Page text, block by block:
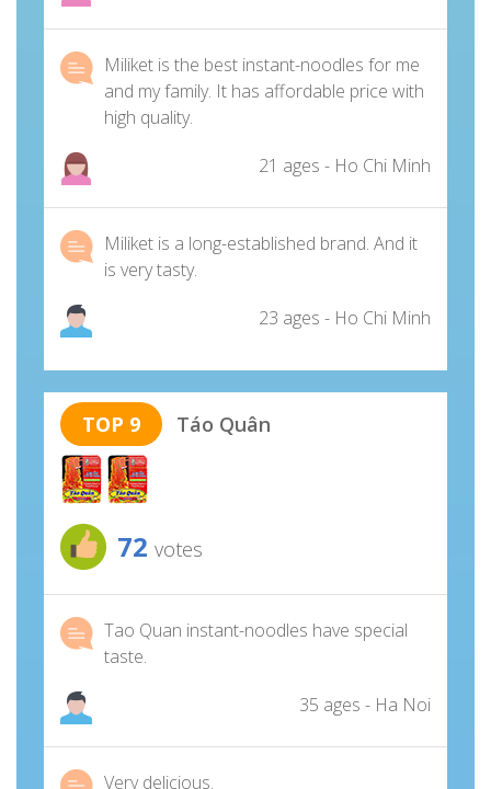
Miliket is the best instant-noodles for me
and my family. It has affordable price with
high quality.
21 ages - Ho Chi Minh
Miliket is a long-established brand. And it
is very tasty.
23 ages - Ho Chi Minh
TOP 9 Táo Quân
72 votes
Tao Quan instant-noodles have special
taste.
35 ages - Ha Noi
Very delicious.